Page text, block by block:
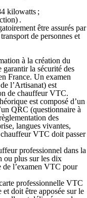
kilowatts ;
.
être assurés par
de personnes et
à la création du
la sécurité des
France. Un examen
l’Artisanat) est
de chauffeur VTC.
est composé d’un
QRC (questionnaire à
des
langues vivantes,
VTC doit passer
professionnel dans la
ou plus sur les dix
de l’examen VTC pour
professionnelle VTC
doit être apposée sur le